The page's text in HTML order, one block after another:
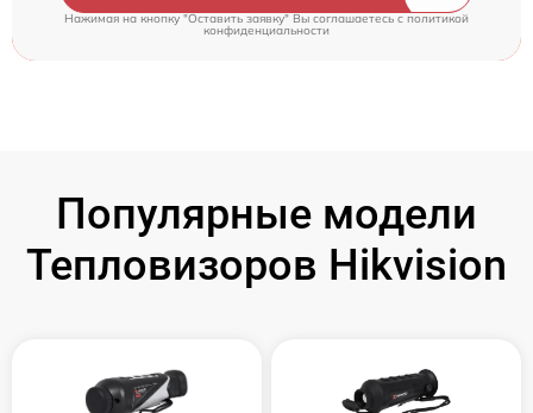
Нажимая на кнопку "Оставить заявку" Вы соглашаетесь cполитикой
конфиденциальности
Популярные модели
Тепловизоров Hikvision